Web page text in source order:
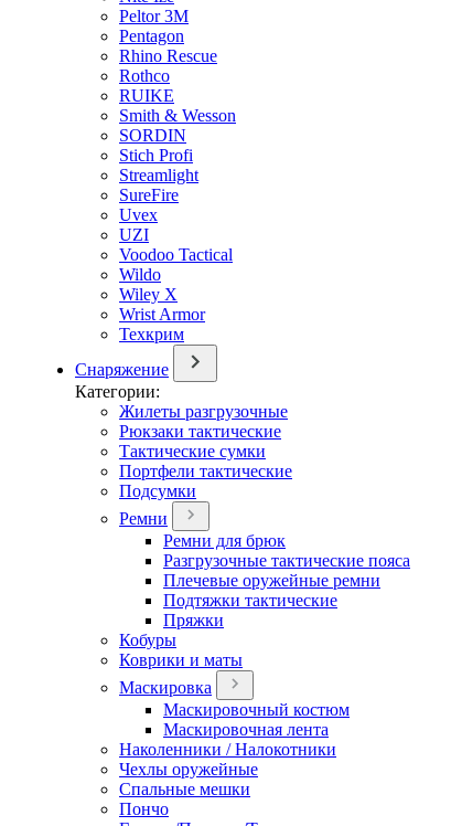
Peltor 3M
Pentagon
Rhino Rescue
Rothco
RUIKE
Smith & Wesson
SORDIN
Stich Profi
Streamlight
SureFire
Uvex
UZI
Voodoo Tactical
Wildo
Wiley X
Wrist Armor
Техкрим
Снаряжение
Категории:
Жилеты разгрузочные
Рюкзаки тактические
Тактические сумки
Портфели тактические
Подсумки
Ремни
Ремни для брюк
Разгрузочные тактические пояса
Плечевые оружейные ремни
Подтяжки тактические
Пряжки
Кобуры
Коврики и маты
Маскировка
Маскировочный костюм
Маскировочная лента
Наколенники / Налокотники
Чехлы оружейные
Спальные мешки
Пончо